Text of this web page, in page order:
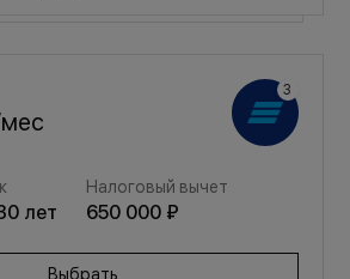
/мес
650 000 ₽
Выбрать
лет
Налоговый вычет
650 000 ₽
Выбрать